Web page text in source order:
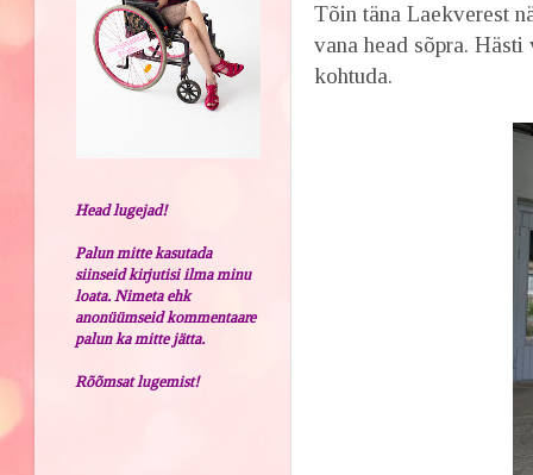
Tõin täna Laekverest
vana head sõpra.
kohtuda.
Head lugejad!
Palun mitte kasutada
siinseid kirjutisi ilma minu
loata. Nimeta ehk
anonüümseid kommentaare
palun ka mitte jätta.
Rõõmsat lugemist!